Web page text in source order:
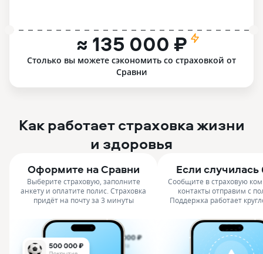
≈ 135 000 ₽
Столько вы можете сэкономить со страховкой от
Сравни
Как работает страховка жизни
и здоровья
Оформите на Сравни
Выберите страховую, заполните
анкету и оплатите полис. Страховка
придёт на почту за 3 минуты
Если случилась
Сообщите в страховую
контакты отправим с
Поддержка работает